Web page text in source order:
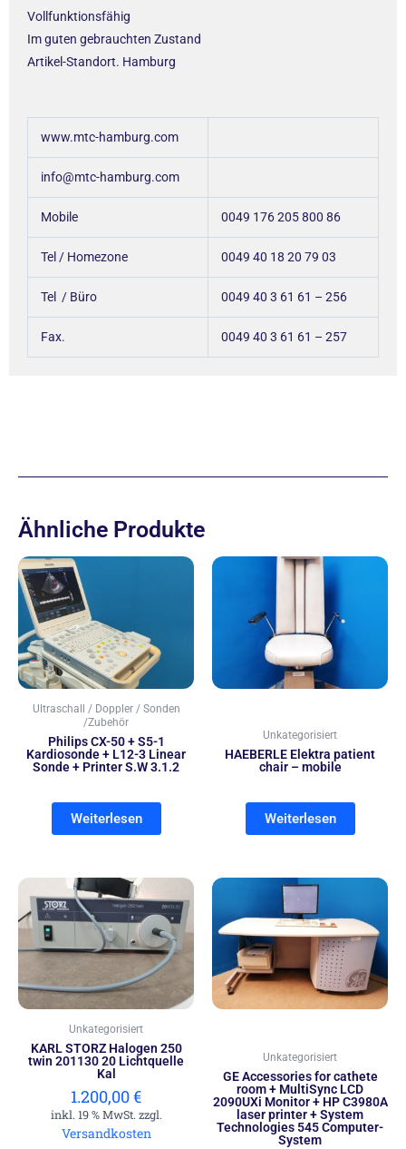
Vollfunktionsfähig
Im guten gebrauchten Zustand
Artikel-Standort. Hamburg
www.mtc-hamburg.com
info@mtc-hamburg.com
Mobile 0049 176 205 800 86
Tel / Homezone 0049 40 18 20 79 03
Tel / Büro 0049 40 3 61 61 – 256
Fax. 0049 40 3 61 61 – 257
Ähnliche Produkte
Ultraschall / Doppler / Sonden
/Zubehör
Philips CX-50 + S5-1
Kardiosonde + L12-3 Linear
Sonde + Printer S.W 3.1.2
Weiterlesen
Unkategorisiert
HAEBERLE Elektra patient
chair – mobile
Weiterlesen
Unkategorisiert
KARL STORZ Halogen 250
twin 201130 20 Lichtquelle
Kal
1.200,00€
inkl. 19 % MwSt. zzgl.
Versandkosten
Unkategorisiert
GE Accessories for cathete
room + MultiSync LCD
2090UXi Monitor + HP C3980A
laser printer + System
Technologies 545 Computer-
System